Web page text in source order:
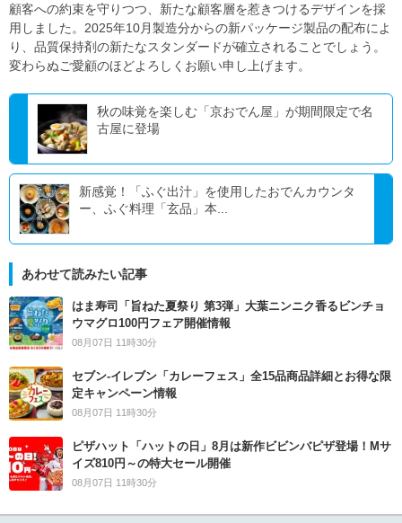
顧客への約束を守りつつ、新たな顧客層を惹きつけるデザインを採
用しました。2025年10月製造分からの新パッケージ製品の配布によ
り、品質保持剤の新たなスタンダードが確立されることでしょう。
変わらぬご愛顧のほどよろしくお願い申し上げます。
秋の味覚を楽しむ「京おでん屋」が期間限定で名
古屋に登場
新感覚！「ふぐ出汁」を使用したおでんカウンタ
ー、ふぐ料理「玄品」本...
あわせて読みたい記事
はま寿司「旨ねた夏祭り 第3弾」大葉ニンニク香るビンチョ
ウマグロ100円フェア開催情報
08月07日 11時30分
セブン‐イレブン「カレーフェス」全15品商品詳細とお得な限
定キャンペーン情報
08月07日 11時30分
ピザハット「ハットの日」8月は新作ビビンバピザ登場！Mサ
イズ810円～の特大セール開催
08月07日 11時30分